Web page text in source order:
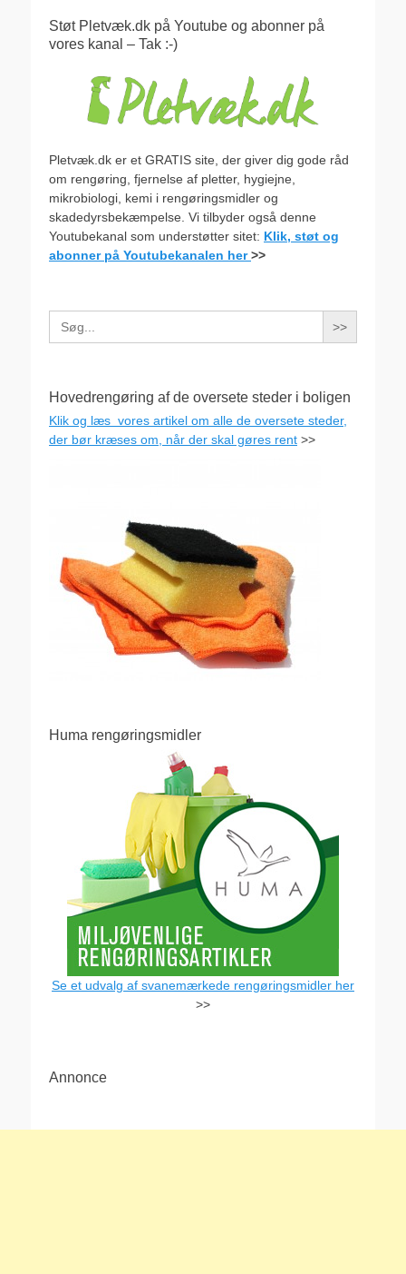
Støt Pletvæk.dk på Youtube og abonner på
vores kanal – Tak :-)
Pletvæk.dk er et GRATIS site, der giver dig gode råd
om rengøring, fjernelse af pletter, hygiejne,
mikrobiologi, kemi i rengøringsmidler og
skadedyrsbekæmpelse. Vi tilbyder også denne
Youtubekanal som understøtter sitet: Klik, støt og
abonner på Youtubekanalen her>>
Search
for:
Hovedrengøring af de oversete steder i boligen
Klik og læs vores artikel om alle de oversete steder,
der bør kræses om, når der skal gøres rent >>
Huma rengøringsmidler
Se et udvalg af svanemærkede rengøringsmidler her
>>
Annonce